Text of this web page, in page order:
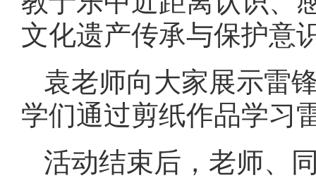
文化遗产传承与保护意
袁老师向大家展示雷
学们通过剪纸作品学习
活动结束后，老师、